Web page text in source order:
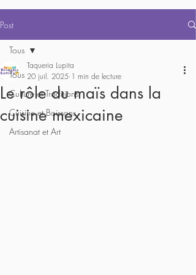
Post
Tous
Culture et Traditions
Cuisine et Boissons
Artisanat et Art
Tous
Le rôle du maïs dans la
cuisine mexicaine
Taqueria Lupita
20 juil. 2025 1 min de lecture